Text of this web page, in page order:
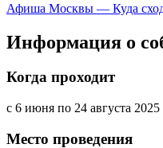
Афиша Москвы — Куда
Информация о
Когда проходит
с 6 июня по 24 августа 2025
Место проведения